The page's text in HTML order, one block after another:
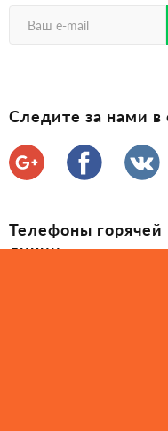
Следите за нами в
Телефоны горячей
линии